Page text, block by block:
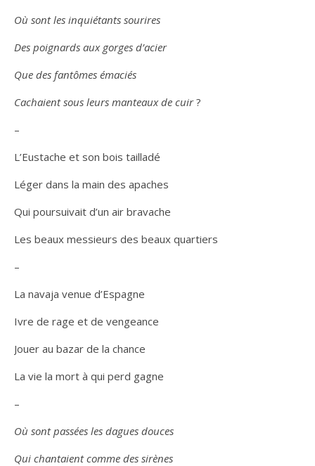
Où sont les inquiétants sourires
Des poignards aux gorges d’acier
Que des fantômes émaciés
Cachaient sous leurs manteaux de cuir?
–
L’Eustache et son bois tailladé
Léger dans la main des apaches
Qui poursuivait d’un air bravache
Les beaux messieurs des beaux quartiers
–
La navaja venue d’Espagne
Ivre de rage et de vengeance
Jouer au bazar de la chance
La vie la mort à qui perd gagne
–
Où sont passées les dagues douces
Qui chantaient comme des sirènes